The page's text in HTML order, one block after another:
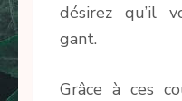
désirez qu’il
gant.
Grâce à ces